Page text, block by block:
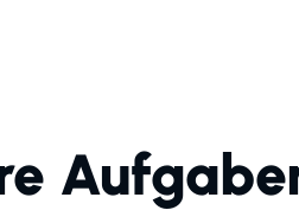
unseren Kunden eine
unter dem Dach der